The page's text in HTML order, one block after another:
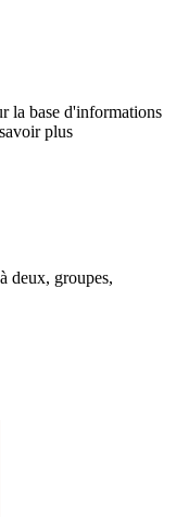
la base d'informations
plus
deux, groupes,